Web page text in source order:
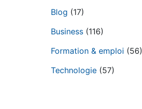
Blog (17)
Business (116)
Formation & emploi (56)
Technologie (57)